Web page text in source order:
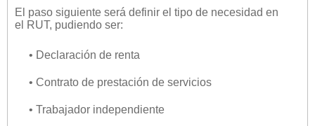
El paso siguiente será definir el tipo de necesidad en
el RUT, pudiendo ser:
• Declaración de renta
• Contrato de prestación de servicios
• Trabajador independiente